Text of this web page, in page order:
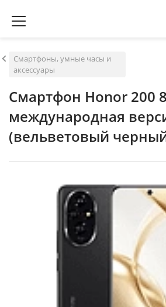
Смартфоны, умные часы и
аксессуары
Смартфон Honor 200
международная
(вельветовый